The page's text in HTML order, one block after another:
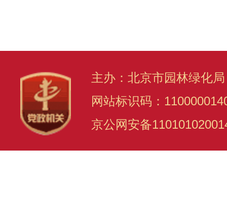
主办：北京市园林绿化
网站标识码：
京公网安备